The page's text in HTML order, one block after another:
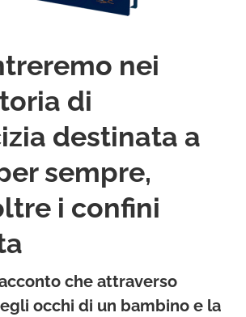
nei
di
destinata a
sempre,
i confini
che attraverso
occhi di un bambino e la